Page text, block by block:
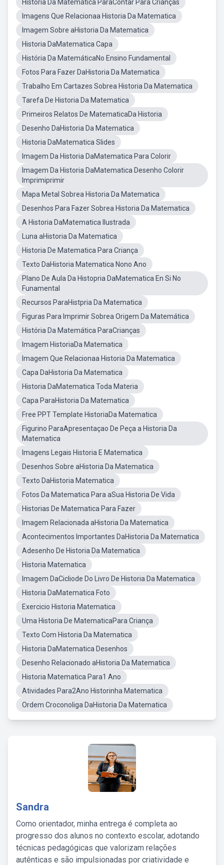
História Da Matemática ParaContar Para Crianças
Imagens Que Relacionaa Historia Da Matematica
Imagem Sobre aHistoria Da Matematica
Historia DaMatematica Capa
História Da MatemáticaNo Ensino Fundamental
Fotos Para Fazer DaHistoria Da Matematica
Trabalho Em Cartazes Sobrea Historia Da Matematica
Tarefa De Historia Da Matematica
Primeiros Relatos De MatematicaDa Historia
Desenho DaHistoria Da Matematica
Historia DaMatematica Slides
Imagem Da Historia DaMatematica Para Colorir
Imagem Da Historia DaMatematica Desenho Colorir
Imprimiprimir
Mapa Metal Sobrea Historia Da Matematica
Desenhos Para Fazer Sobrea Historia Da Matematica
A Historia DaMatematica Ilustrada
Luna aHistoria Da Matematica
Historia De Matematica Para Criança
Texto DaHistoria Matematica Nono Ano
Plano De Aula Da Histopria DaMatematica En Si No
Funamental
Recursos ParaHistpria Da Matematica
Figuras Para Imprimir Sobrea Origem Da Matemática
História Da Matemática ParaCrianças
Imagem HistoriaDa Matematica
Imagem Que Relacionaa Historia Da Matematica
Capa DaHistoria Da Matematica
Historia DaMatematica Toda Materia
Capa ParaHistoria Da Matematica
Free PPT Template HistoriaDa Matematica
Figurino ParaApresentaçao De Peça a Historia Da
Matematica
Imagens Legais Historia E Matematica
Desenhos Sobre aHistoria Da Matematica
Texto DaHistoria Matematica
Fotos Da Matematica Para aSua Historia De Vida
Historias De Matematica Para Fazer
Imagem Relacionada aHistoria Da Matematica
Acontecimentos Importantes DaHistoria Da Matematica
Adesenho De Historia Da Matematica
Historia Matematica
Imagem DaCicliode Do Livro De Historia Da Matematica
Historia DaMatematica Foto
Exercicio Historia Matematica
Uma Historia De MatematicaPara Criança
Texto Com Historia Da Matematica
Historia DaMatematica Desenhos
Desenho Relacionado aHistoria Da Matematica
Historia Matematica Para1 Ano
Atividades Para2Ano Historinha Matematica
Ordem Croconoliga DaHistoria Da Matematica
Sandra
Como orientador, minha entrega é completa ao
progresso dos alunos no contexto escolar, adotando
técnicas pedagógicas que valorizam relações
autênticas e são impulsionadas por criatividade e